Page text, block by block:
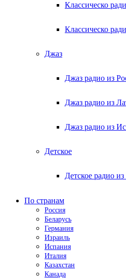
Классическо
Классическо
Джаз
Джаз радио из
Джаз радио из
Джаз радио из
Детское
Детское радио
По странам
Россия
Беларусь
Германия
Израиль
Испания
Италия
Казахстан
Канада